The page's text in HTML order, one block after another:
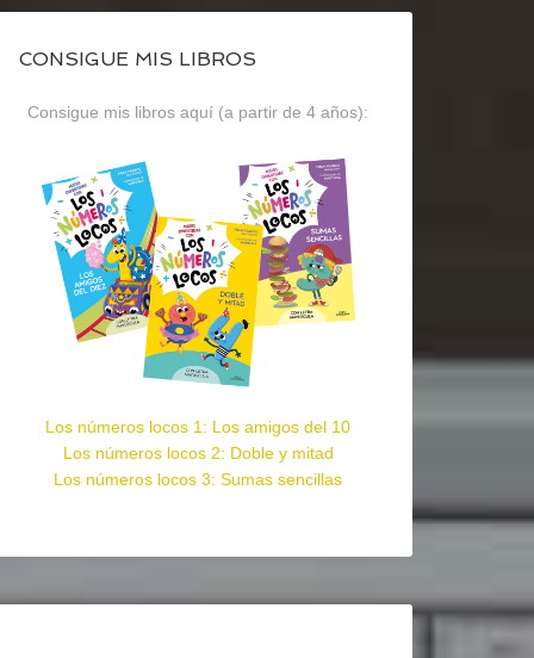
CONSIGUE MIS LIBROS
Consigue mis libros aquí (a partir de 4 años):
Los números locos 1: Los amigos del 10
Los números locos 2: Doble y mitad
Los números locos 3: Sumas sencillas